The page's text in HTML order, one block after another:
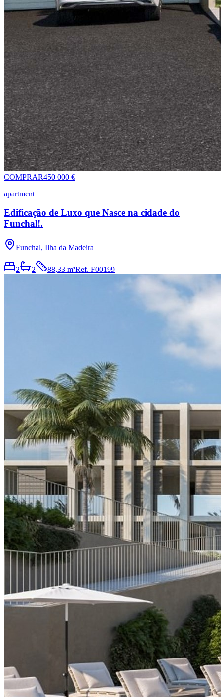
COMPRAR450 000 €
apartment
Edificação de Luxo que Nasce na cidade do
Funchal!.
Funchal, Ilha da Madeira
2 2 88,33 m²Ref. F00199